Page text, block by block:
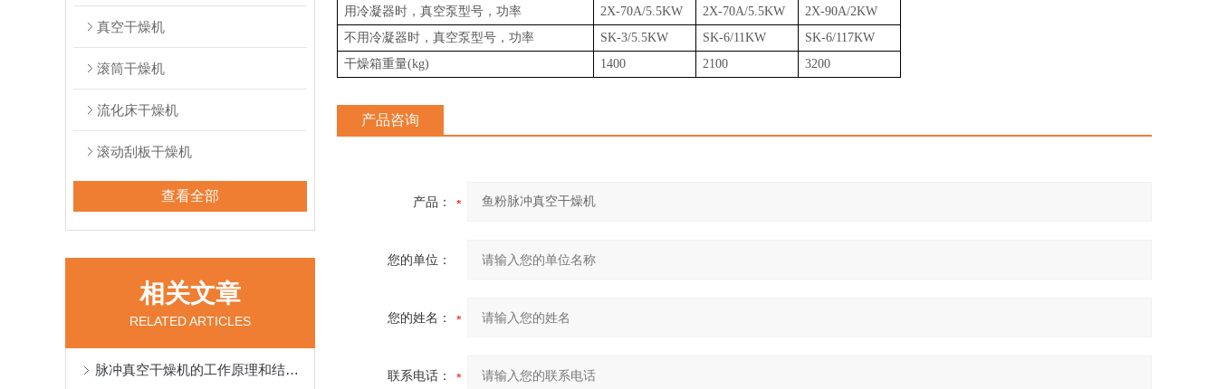
真空干燥机
滚筒干燥机
流化床干燥机
滚动刮板干燥机
查看全部
相关文章
RELATED ARTICLES
脉冲真空干燥机的工作原理和结构组成
用冷凝器时，真空泵型号，功率
2X-70A/5.5KW 2X-70A/5.5KW
2X-90A/2KW
不用冷凝器时，真空泵型号，功率
SK-3/5.5KW SK-6/11KW
SK-6/117KW
干燥箱重量(kg)
1400 2100 3200
产品咨询
产品：
您的单位：
您的姓名：
联系电话：